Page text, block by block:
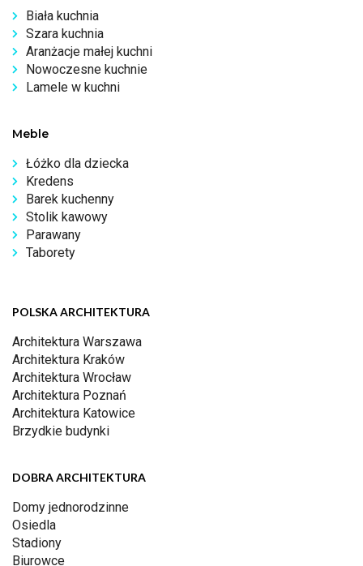
Biała kuchnia
Szara kuchnia
Aranżacje małej kuchni
Nowoczesne kuchnie
Lamele w kuchni
Meble
Łóżko dla dziecka
Kredens
Barek kuchenny
Stolik kawowy
Parawany
Taborety
POLSKA ARCHITEKTURA
Architektura Warszawa
Architektura Kraków
Architektura Wrocław
Architektura Poznań
Architektura Katowice
Brzydkie budynki
DOBRA ARCHITEKTURA
Domy jednorodzinne
Osiedla
Stadiony
Biurowce